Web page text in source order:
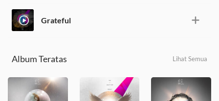
Grateful
Album Teratas Lihat Semua